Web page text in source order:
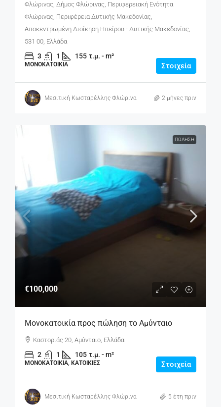
Φλώρινας, Δήμος Φλώρινας, Περιφερειακή Ενότητα
Φλώρινας, Περιφέρεια Δυτικής Μακεδονίας,
Αποκεντρωμένη Διοίκηση Ηπείρου - Δυτικής Μακεδονίας,
531 00, Ελλάδα
3 1 155 τ.μ. - m²
ΜΟΝΟΚΑΤΟΙΚΊΑ Στοιχεία
Μεσιτική Κωσταρέλλης Φλώρινα 2 μήνες πριν
ΠΏΛΗΣΗ
€100,000
Μονοκατοικία προς πώληση το Αμύνταιο
Καστοριάς 20, Αμύνταιο, Ελλάδα
2 1 105 τ.μ. - m²
ΜΟΝΟΚΑΤΟΙΚΊΑ, ΚΑΤΟΙΚΊΕΣ Στοιχεία
Μεσιτική Κωσταρέλλης Φλώρινα 5 έτη πριν